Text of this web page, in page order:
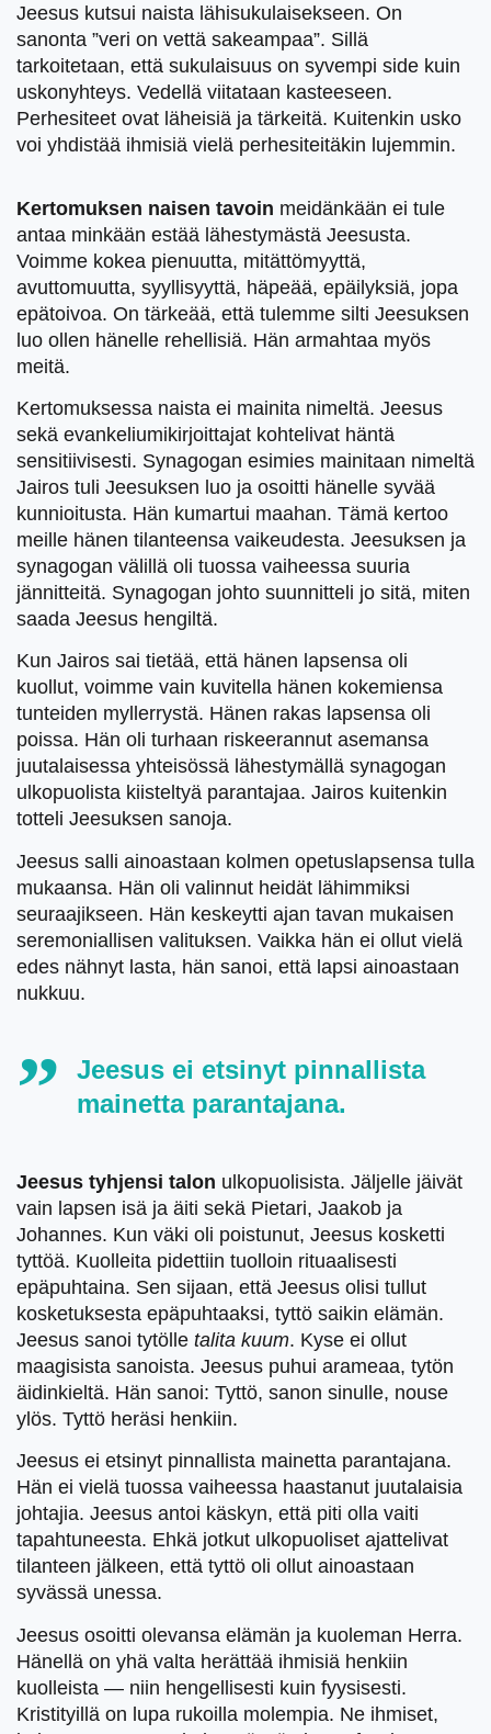
Jeesus kutsui naista lähisukulaisekseen. On
sanonta ”veri on vettä sakeampaa”. Sillä
tarkoitetaan, että sukulaisuus on syvempi side kuin
uskonyhteys. Vedellä viitataan kasteeseen.
Perhesiteet ovat läheisiä ja tärkeitä. Kuitenkin usko
voi yhdistää ihmisiä vielä perhesiteitäkin lujemmin.
Kertomuksen naisen tavoin meidänkään ei tule
antaa minkään estää lähestymästä Jeesusta.
Voimme kokea pienuutta, mitättömyyttä,
avuttomuutta, syyllisyyttä, häpeää, epäilyksiä, jopa
epätoivoa. On tärkeää, että tulemme silti Jeesuksen
luo ollen hänelle rehellisiä. Hän armahtaa myös
meitä.
Kertomuksessa naista ei mainita nimeltä. Jeesus
sekä evankeliumikirjoittajat kohtelivat häntä
sensitiivisesti. Synagogan esimies mainitaan nimeltä
Jairos tuli Jeesuksen luo ja osoitti hänelle syvää
kunnioitusta. Hän kumartui maahan. Tämä kertoo
meille hänen tilanteensa vaikeudesta. Jeesuksen ja
synagogan välillä oli tuossa vaiheessa suuria
jännitteitä. Synagogan johto suunnitteli jo sitä, miten
saada Jeesus hengiltä.
Kun Jairos sai tietää, että hänen lapsensa oli
kuollut, voimme vain kuvitella hänen kokemiensa
tunteiden myllerrystä. Hänen rakas lapsensa oli
poissa. Hän oli turhaan riskeerannut asemansa
juutalaisessa yhteisössä lähestymällä synagogan
ulkopuolista kiisteltyä parantajaa. Jairos kuitenkin
totteli Jeesuksen sanoja.
Jeesus salli ainoastaan kolmen opetuslapsensa tulla
mukaansa. Hän oli valinnut heidät lähimmiksi
seuraajikseen. Hän keskeytti ajan tavan mukaisen
seremoniallisen valituksen. Vaikka hän ei ollut vielä
edes nähnyt lasta, hän sanoi, että lapsi ainoastaan
nukkuu.
Jeesus ei etsinyt pinnallista
mainetta parantajana.
Jeesus tyhjensi talon ulkopuolisista. Jäljelle jäivät
vain lapsen isä ja äiti sekä Pietari, Jaakob ja
Johannes. Kun väki oli poistunut, Jeesus kosketti
tyttöä. Kuolleita pidettiin tuolloin rituaalisesti
epäpuhtaina. Sen sijaan, että Jeesus olisi tullut
kosketuksesta epäpuhtaaksi, tyttö saikin elämän.
Jeesus sanoi tytölle talita kuum. Kyse ei ollut
maagisista sanoista. Jeesus puhui arameaa, tytön
äidinkieltä. Hän sanoi: Tyttö, sanon sinulle, nouse
ylös. Tyttö heräsi henkiin.
Jeesus ei etsinyt pinnallista mainetta parantajana.
Hän ei vielä tuossa vaiheessa haastanut juutalaisia
johtajia. Jeesus antoi käskyn, että piti olla vaiti
tapahtuneesta. Ehkä jotkut ulkopuoliset ajattelivat
tilanteen jälkeen, että tyttö oli ollut ainoastaan
syvässä unessa.
Jeesus osoitti olevansa elämän ja kuoleman Herra.
Hänellä on yhä valta herättää ihmisiä henkiin
kuolleista — niin hengellisesti kuin fyysisesti.
Kristityillä on lupa rukoilla molempia. Ne ihmiset,